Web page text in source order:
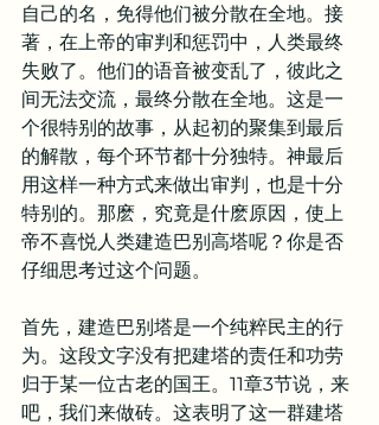
自己的名，免得他们被分散在全地。接
著，在上帝的审判和惩罚中，人类最终
失败了。他们的语音被变乱了，彼此之
间无法交流，最终分散在全地。这是一
个很特别的故事，从起初的聚集到最后
的解散，每个环节都十分独特。神最后
用这样一种方式来做出审判，也是十分
特别的。那麽，究竟是什麽原因，使上
帝不喜悦人类建造巴别高塔呢？你是否
仔细思考过这个问题。
首先，建造巴别塔是一个纯粹民主的行
为。这段文字没有把建塔的责任和功劳
归于某一位古老的国王。11章3节说，来
吧，我们来做砖。这表明了这一群建塔